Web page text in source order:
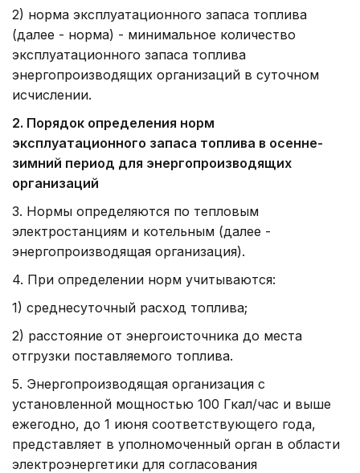
2) норма эксплуатационного запаса топлива
(далее - норма) - минимальное количество
эксплуатационного запаса топлива
энергопроизводящих организаций в суточном
исчислении.
2. Порядок определения норм
эксплуатационного запаса топлива в осенне-
зимний период для энергопроизводящих
организаций
3. Нормы определяются по тепловым
электростанциям и котельным (далее -
энергопроизводящая организация).
4. При определении норм учитываются:
1) среднесуточный расход топлива;
2) расстояние от энергоисточника до места
отгрузки поставляемого топлива.
5. Энергопроизводящая организация с
установленной мощностью 100 Гкал/час и выше
ежегодно, до 1 июня соответствующего года,
представляет в уполномоченный орган в области
электроэнергетики для согласования